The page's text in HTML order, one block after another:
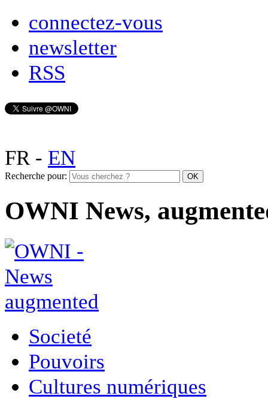
connectez-vous
newsletter
RSS
FR- EN
Recherche pour:
OWNI News,
Societé
Pouvoirs
Cultures numériques